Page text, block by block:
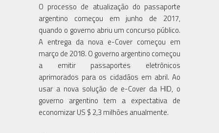
O processo de atualização do passaporte
argentino começou em junho de 2017,
quando o governo abriu um concurso público.
A entrega da nova e-Cover começou em
março de 2018. O governo argentino começou
a emitir passaportes eletrônicos
aprimorados para os cidadãos em abril. Ao
usar a nova solução de e-Cover da HID, o
governo argentino tem a expectativa de
economizar US $ 2,3 milhões anualmente.